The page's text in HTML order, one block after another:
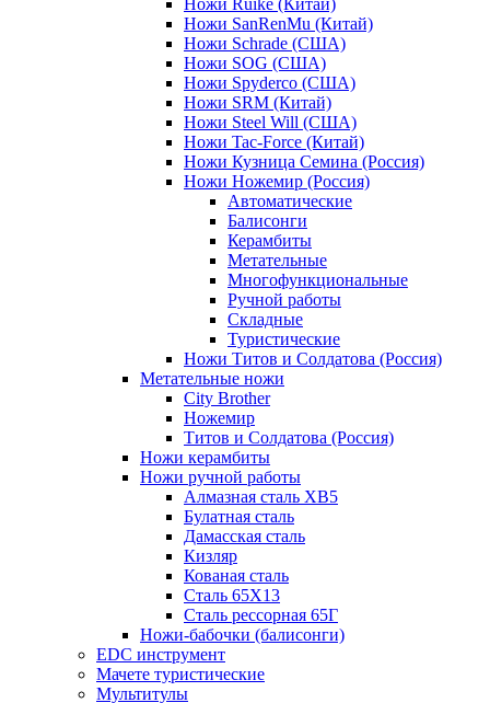
Ножи SanRenMu (Китай)
Ножи Schrade (США)
Ножи SOG (США)
Ножи Spyderco (США)
Ножи SRM (Китай)
Ножи Steel Will (США)
Ножи Tac-Force (Китай)
Ножи Кузница Семина (Россия)
Ножи Ножемир (Россия)
Автоматические
Балисонги
Керамбиты
Метательные
Многофункциональные
Ручной работы
Складные
Туристические
Ножи Титов и Солдатова (Россия)
Метательные ножи
City Brother
Ножемир
Титов и Солдатова (Россия)
Ножи керамбиты
Ножи ручной работы
Алмазная сталь ХВ5
Булатная сталь
Дамасская сталь
Кизляр
Кованая сталь
Сталь 65Х13
Сталь рессорная 65Г
Ножи-бабочки (балисонги)
EDC инструмент
Мачете туристические
Мультитулы